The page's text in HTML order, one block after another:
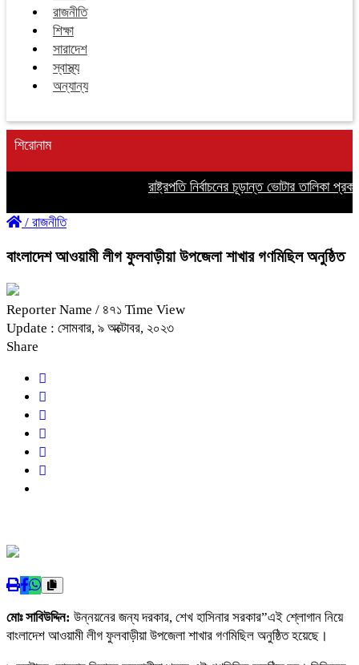
রাজনীতি
শিক্ষা
সারাদেশ
স্বাস্থ্য
অন্যান্য
শিরোনাম
রাষ্ট্রপতি নির্বাচনের চূড়ান্ত ভোটার তালিকা প্রকাশ
/ রাজনীতি
বাংলাদেশ আওয়ামী লীগ ফুলবাড়ীয়া উপজেলা শাখার গণমিছিল অনুষ্ঠিত
Reporter Name / ৪৭১ Time View
Update : সোমবার, ৯ অক্টোবর, ২০২৩
Share
মোঃ সাবিউদ্দিন: উন্নয়নের জন্য দরকার, শেখ হাসিনার সরকার”এই শ্লোগান নিয়ে
বাংলাদেশ আওয়ামী লীগ ফুলবাড়ীয়া উপজেলা শাখার গণমিছিল অনুষ্ঠিত হয়েছে।